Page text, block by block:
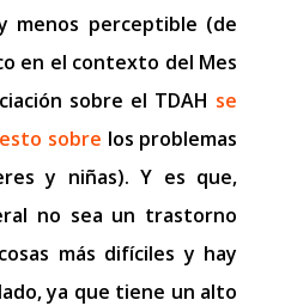
menos perceptible (de
en el contexto del Mes
sobre el TDAH se
sobre los problemas
y niñas). Y es que,
no sea un trastorno
más difíciles y hay
ya que tiene un alto